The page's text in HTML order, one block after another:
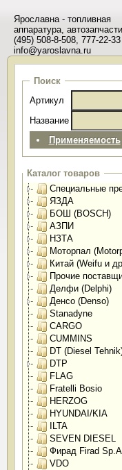
Ярославна - топливная
аппаратура,
(495) 508-8-508, 777-22-33
info@yaroslavna.ru
Поиск
Артикул
Название
Применяемость
Каталог товаров
Специальные
ЯЗДА
БОШ (BOSCH)
АЗПИ
НЗТА
Моторпал
Китай (Weifu и
Прочие
Делфи (Delphi)
Денсо (Denso)
Stanadyne
CARGO
CUMMINS
DT (Diesel
DTP
FLAG
Fratelli Bosio
HERZOG
HYUNDAI/KIA
ILTA
SEVEN DIESEL
Фирад
VDO